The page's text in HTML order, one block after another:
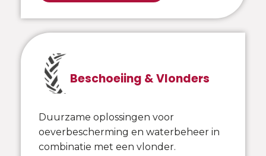
Beschoeiing & Vlonders
Duurzame oplossingen voor
oeverbescherming en waterbeheer in
combinatie met een vlonder.